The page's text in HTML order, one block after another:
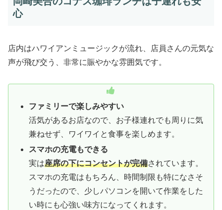
心
店内はハワイアンミュージックが流れ、店員さんの元気な
声が飛び交う、非常に賑やかな雰囲気です。
ファミリーで楽しみやすい
活気があるお店なので、お子様連れでも周りに気
兼ねせず、ワイワイと食事を楽しめます。
スマホの充電もできる
実は座席の下にコンセントが完備されています。
スマホの充電はもちろん、時間制限も特になさそ
うだったので、少しパソコンを開いて作業をした
い時にも心強い味方になってくれます。